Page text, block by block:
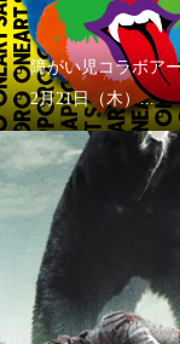
障がい児コラボア
2月21日（木）...